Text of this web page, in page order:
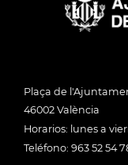
Plaça de
46002 València
Horarios: lunes a
Teléfono: 963 52 54